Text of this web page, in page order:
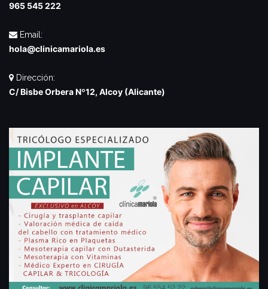
965 545 222
Email:
hola@clinicamariola.es
Dirección:
C/ Bisbe Orbera Nº12, Alcoy (Alicante)